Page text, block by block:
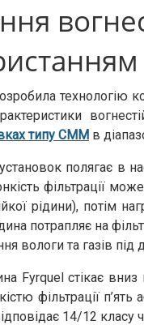
технологію
типу СММ в
полягає в
фільтрації
рідини), потім
потрапляє на
вологи та газів під
Fyrquel стікає
фільтрації
14/12 класу